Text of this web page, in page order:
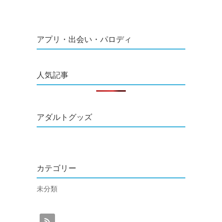
アプリ・出会い・パロディ
人気記事
アダルトグッズ
カテゴリー
未分類